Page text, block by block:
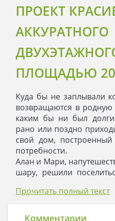
ПРОЕКТ
АККУРАТНОГО
ПЛОЩАДЬЮ
Куда бы не заплывали
возвращаются в родную
каким бы ни был
рано или поздно
свой дом,
потребности.
Алан и Мари,
шару, решили
молодой семье он
давние мечты.
Прочитать полный текст
Комментарии